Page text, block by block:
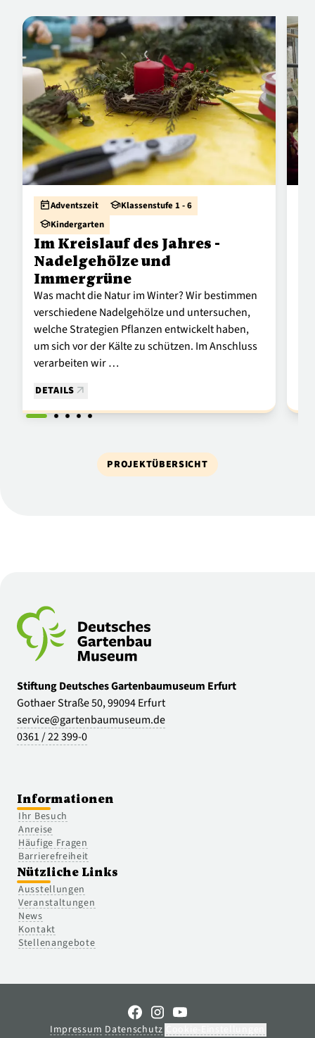
todayAdventszeit schoolKlassenstufe 1 - 6
schoolKindergarten
Im Kreislauf des Jahres -
Nadelgehölze und
Immergrüne
Was macht die Natur im Winter? Wir bestimmen
verschiedene Nadelgehölze und untersuchen,
welche Strategien Pflanzen entwickelt haben,
um sich vor der Kälte zu schützen. Im Anschluss
verarbeiten wir …
DETAILS
PROJEKTÜBERSICHT
Stiftung Deutsches Gartenbaumuseum Erfurt
Gothaer Straße 50, 99094 Erfurt
service@gartenbaumuseum.de
0361 / 22 399-0
Informationen
Ihr Besuch
Anreise
Häufige Fragen
Barrierefreiheit
Nützliche Links
Ausstellungen
Veranstaltungen
News
Kontakt
Stellenangebote
Impressum Datenschutz